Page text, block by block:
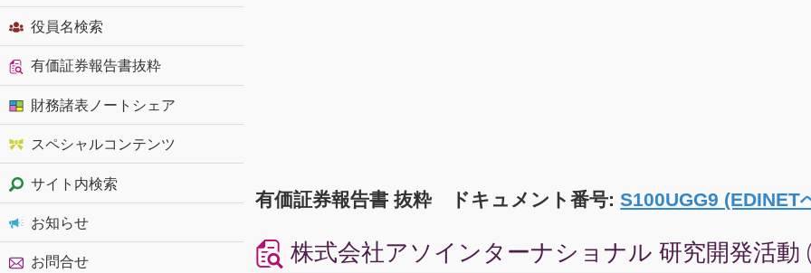
有価証券報告書 抜粋 ドキュメント番号:S100UGG9 (EDINET
株式会社アソインターナショナル 研究開発活動
役員名検索
有価証券報告書抜粋
財務諸表ノートシェア
スペシャルコンテンツ
サイト内検索
お知らせ
お問合せ